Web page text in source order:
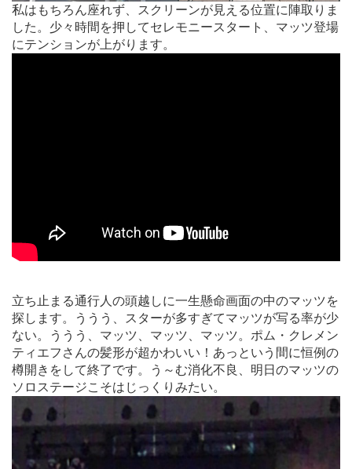
私はもちろん座れず、スクリーンが見える位置に陣取りま
した。少々時間を押してセレモニースタート、マッツ登場
にテンションが上がります。
立ち止まる通行人の頭越しに一生懸命画面の中のマッツを
探します。ううう、スターが多すぎてマッツが写る率が少
ない。ううう、マッツ、マッツ、マッツ。ポム・クレメン
ティエフさんの髪形が超かわいい！あっという間に恒例の
樽開きをして終了です。う～む消化不良、明日のマッツの
ソロステージこそはじっくりみたい。